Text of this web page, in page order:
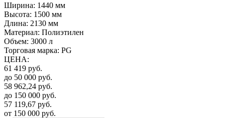
Ширина: 1440 мм
Высота: 1500 мм
Длина: 2130 мм
Материал: Полиэтилен
Объем: 3000 л
Торговая марка: PG
ЦЕНА:
61 419 руб.
до 50 000 руб.
58 962,24 руб.
до 150 000 руб.
57 119,67 руб.
от 150 000 руб.